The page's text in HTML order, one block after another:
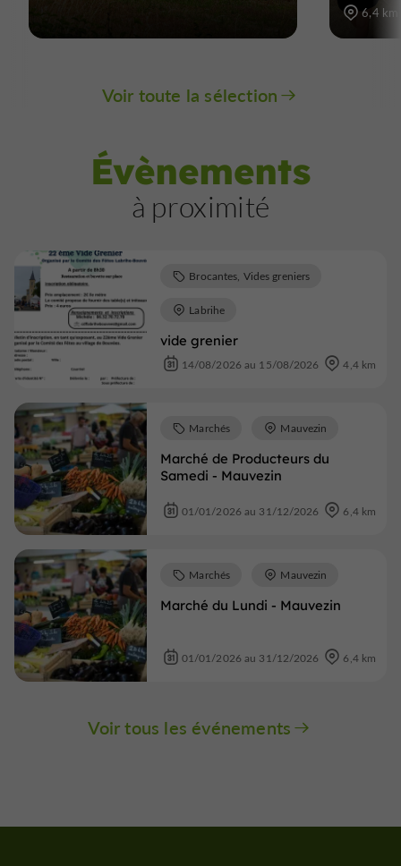
6,4 km
Voir toute la sélection
Évènements
à proximité
vide grenier
Brocantes, Vides greniers
Labrihe
14/08/2026 au 15/08/2026 4,4 km
Marché de Producteurs du
Samedi - Mauvezin
Marchés Mauvezin
01/01/2026 au 31/12/2026 6,4 km
Marché du Lundi - Mauvezin
Marchés Mauvezin
01/01/2026 au 31/12/2026 6,4 km
Voir tous les événements